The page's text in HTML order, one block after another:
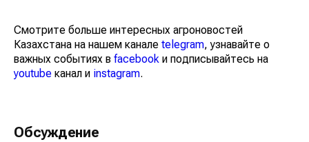
Смотрите больше интересных агроновостей
Казахстана на нашем канале telegram, узнавайте о
важных событиях в facebook и подписывайтесь на
youtube канал и instagram.
Обсуждение